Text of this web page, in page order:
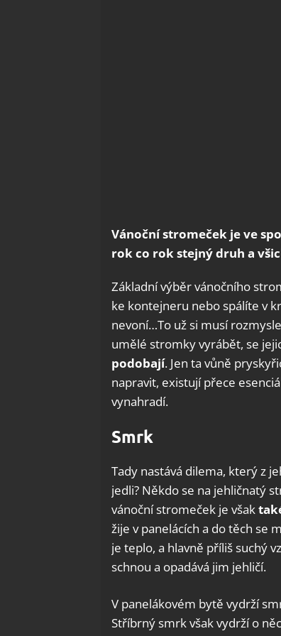
Vánoční stromeček je ve
rok co rok stejný druh a
Základní výběr vánočního
ke kontejneru nebo spálíte v
nevoní…To už si musí
umělé stromky vyrábět, se
podobají. Jen ta vůně
napravit, existují přece
vynahradí.
Smrk
Tady nastává dilema, který z
jedli? Někdo se na jehličnatý
vánoční stromeček je však
žije v panelácích a do těch se
je teplo, a hlavně příliš suchý
schnou a opadává jim jehličí.
V panelákovém bytě vydrží
Stříbrný smrk však vydrží o